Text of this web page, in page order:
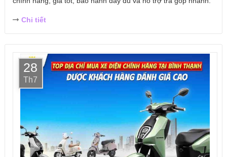
Chi tiết
28
Th7